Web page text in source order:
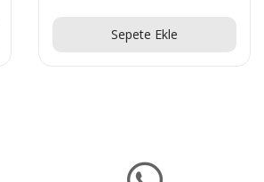
Sepete Ekle